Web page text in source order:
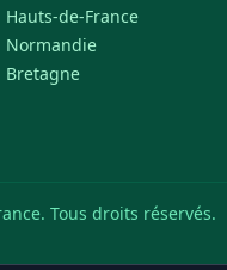
Hauts-de-France
Normandie
Bretagne
Tous droits réservés.